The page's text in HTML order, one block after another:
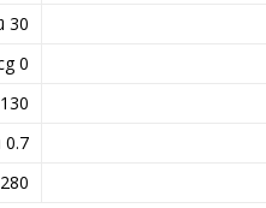
30 גרם
0 mcg
130 מ"ג
0.7 מ"ג
280 mg